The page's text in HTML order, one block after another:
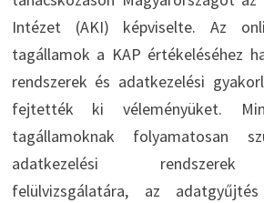
Intézet (AKI) képviselte. Az
tagállamok a KAP értékeléséhez
rendszerek és adatkezelési
fejtették ki véleményüket.
tagállamoknak folyamatosan
adatkezelési rendszerek
felülvizsgálatára, az adatgyűjtés